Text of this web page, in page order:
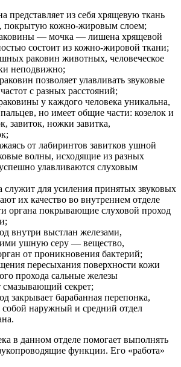
представляет из себя хрящевую ткань
покрытую кожно-жировым слоем;
— мочка — лишена хрящевой
состоит из кожно-жировой ткани;
раковин животных, человеческое
неподвижно;
позволяет улавливать звуковые
с разных расстояний;
у каждого человека уникальна,
но имеет общие части: козелок и
завиток, ножки завитка,
от лабиринтов завитков ушной
волны, исходящие из разных
улавливаются слуховым
служит для усиления принятых звуковых
их качество во внутреннем отделе
органа покрывающие слуховой проход
внутри выстлан железами,
ушную серу — вещество,
от проникновения бактерий;
пересыхания поверхности кожи
прохода сальные железы
секрет;
закрывает барабанная перепонка,
собой наружный и средний отдел
в данном отделе помогает выполнять
функции. Его «работа»